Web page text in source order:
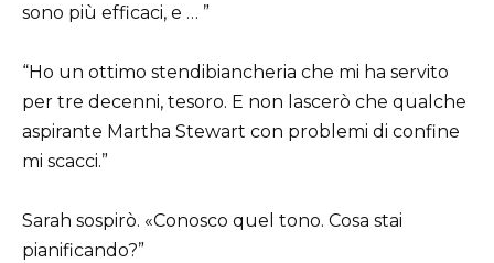
sono più efficaci, e … ”
“Ho un ottimo stendibiancheria che mi ha servito
per tre decenni, tesoro. E non lascerò che qualche
aspirante Martha Stewart con problemi di confine
mi scacci.”
Sarah sospirò. «Conosco quel tono. Cosa stai
pianificando?”